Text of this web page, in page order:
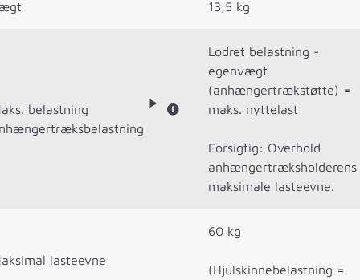
13,5 kg
belastning
Lodret belastning -
egenvægt
(anhængertrækstøtte) =
maks. nyttelast
Forsigtig: Overhold
anhængertræksholderens
maksimale lasteevne.
lasteevne
60 kg
(Hjulskinnebelastning =